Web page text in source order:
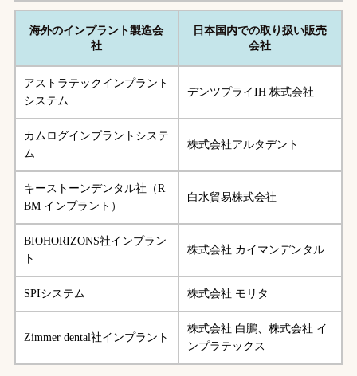
海外のインプラント製造会
社
日本国内での取り扱い販売
会社
アストラテックインプラント
システム
デンツプライIH 株式会社
カムログインプラントシステ
ム
株式会社アルタデント
キーストーンデンタル社（R
BM インプラント）
白水貿易株式会社
BIOHORIZONS社インプラン
ト
株式会社 カイマンデンタル
SPIシステム 株式会社 モリタ
Zimmer dental社インプラント
株式会社 白鵬、株式会社 イ
ンプラテックス